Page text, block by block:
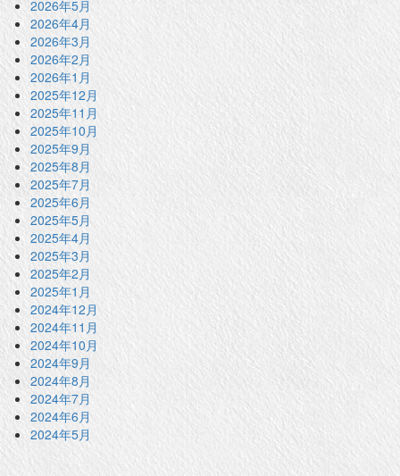
2026年5月
2026年4月
2026年3月
2026年2月
2026年1月
2025年12月
2025年11月
2025年10月
2025年9月
2025年8月
2025年7月
2025年6月
2025年5月
2025年4月
2025年3月
2025年2月
2025年1月
2024年12月
2024年11月
2024年10月
2024年9月
2024年8月
2024年7月
2024年6月
2024年5月